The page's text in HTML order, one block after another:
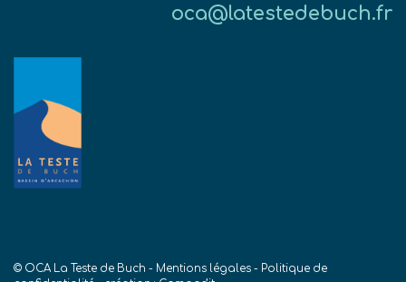
oca@latestedebuch.fr
© OCA La Teste de Buch - Mentions légales - Politique de